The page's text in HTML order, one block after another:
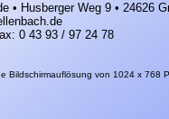
• Husberger Weg 9 • 24626
0 43 93 / 97 24 78
Bildschirmauflösung von 1024 x 768